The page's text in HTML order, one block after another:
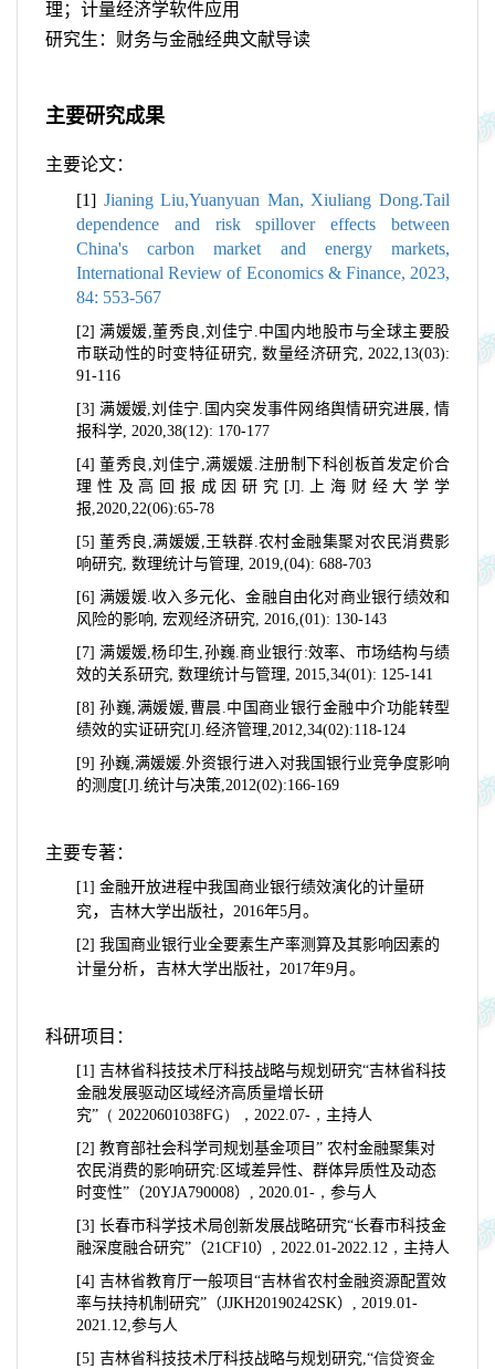
理；计量经济学软件应用
研究生：财务与金融经典文献导读
主要研究成果
主要论文：
[1] Jianing Liu,Yuanyuan Man, Xiuliang Dong.Tail
dependence and risk spillover effects between
China's carbon market and energy markets,
International Review of Economics & Finance, 2023,
84: 553-567
[2]满媛媛,董秀良 ,刘佳宁 .中国内地股市与全球主要股
市联动性的时变特征研究,数量经济研究, 2022,13(03):
91-116
[3]满媛媛,刘佳宁. 国内突发事件网络舆情研究进展,情
报科学, 2020,38(12): 170-177
[4]董秀良 ,刘佳宁 ,满媛媛.注册制下科创板首发定价合
理性及高回报成因研究 [J]. 上海财经大学学
报,2020,22(06):65-78
[5]董秀良 ,满媛媛, 王轶群.农村金融集聚对农民消费影
响研究, 数理统计与管理, 2019,(04): 688-703
[6]满媛媛.收入多元化、金融自由化对商业银行绩效和
风险的影响, 宏观经济研究, 2016,(01): 130-143
[7]满媛媛,杨印生,孙巍.商业银行:效率、市场结构与绩
效的关系研究, 数理统计与管理, 2015,34(01): 125-141
[8]孙巍,满媛媛, 曹晨.中国商业银行金融中介功能转型
绩效的实证研究[J].经济管理,2012,34(02):118-124
[9]孙巍,满媛媛.外资银行进入对我国银行业竞争度影响
的测度[J].统计与决策,2012(02):166-169
主要专著：
[1] 金融开放进程中我国商业银行绩效演化的计量研
究， 吉林大学出版社， 2016年5月 。
[2] 我国商业银行业全要素生产率测算及其影响因素的
计量分析， 吉林大学出版社， 2017年9月。
科研项目：
[1] 吉林省科技技术厅科技战略与规划研究“吉林省科技
金融发展驱动区域经济高质量增长研
究”（ 20220601038FG）， 2022.07- ， 主持人
[2] 教育部社会科学司 规划基金项目 ” 农村金融聚集对
农民消费的影响研究: 区域差异性、群体异质性及动态
时变性”（20YJA790008） , 2020.01-， 参与人
[3] 长春市科学技术局创新发展战略研究“长春市科技金
融深度融合研究”（21CF10） , 2022.01-2022.12， 主持人
[4] 吉林省教育厅一般项目 “吉林省农村金融资源配置效
率与扶持机制研究”（JJKH20190242SK） , 2019.01-
2021.12,参与人
[5] 吉林省科技技术厅科技战略与规划研究,“信贷资金